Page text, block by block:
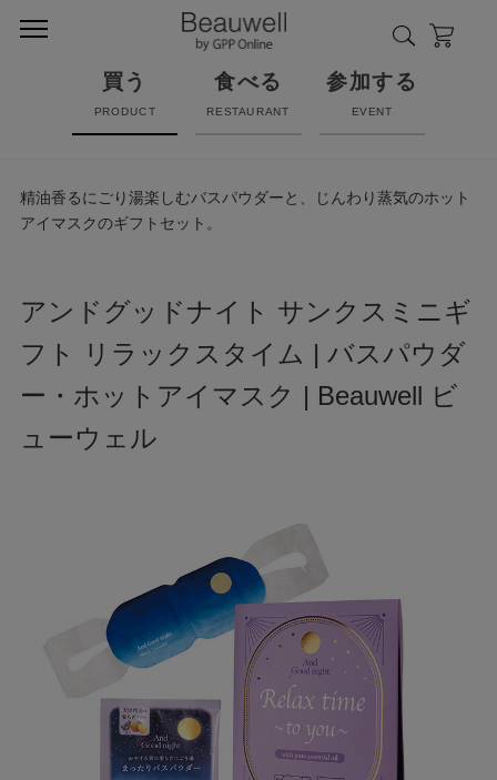
買う
PRODUCT
食べる
RESTAURANT
参加する
EVENT
精油香るにごり湯楽しむバスパウダーと、じんわり蒸気のホット
アイマスクのギフトセット。
アンドグッドナイト サンクスミニギ
フト リラックスタイム | バスパウダ
ー・ホットアイマスク | Beauwell ビ
ューウェル